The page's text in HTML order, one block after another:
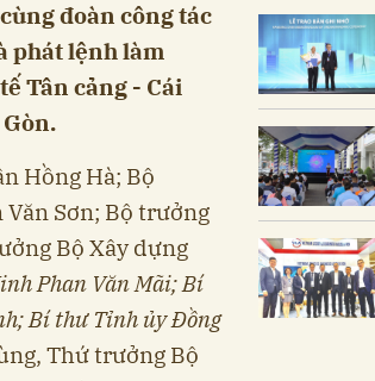
đoàn công tác
phát lệnh làm
Tân cảng - Cái
Hồng Hà; Bộ
Sơn; Bộ trưởng
Bộ Xây dựng
Phan Văn Mãi; Bí
Bí thư Tỉnh ủy Đồng
Thứ trưởng Bộ